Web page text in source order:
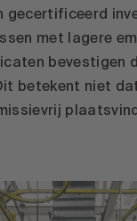
gecertificeerd
met lagere
bevestigen
betekent niet